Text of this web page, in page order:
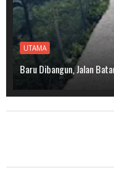
UTAMA
Baru Dibangun, Jalan